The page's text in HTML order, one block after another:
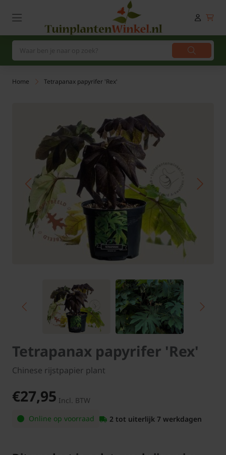
Home Tetrapanax papyrifer 'Rex'
Tetrapanax papyrifer 'Rex'
Chinese rijstpapier plant
€27,95 Incl. BTW
Online op voorraad
2 tot uiterlijk 7 werkdagen